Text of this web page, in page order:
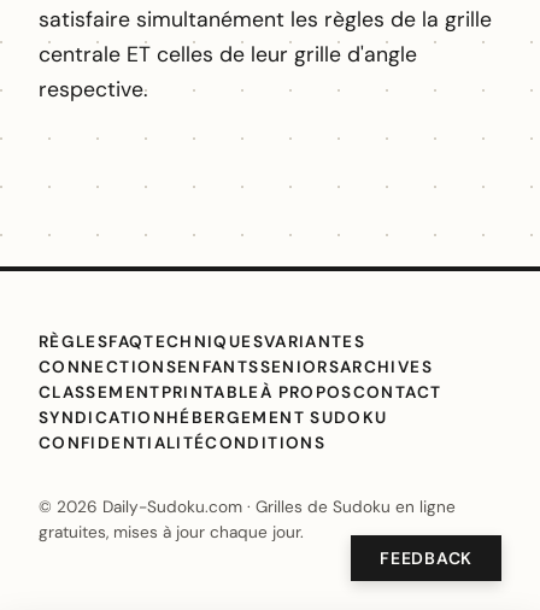
satisfaire simultanément les règles de la grille
centrale ET celles de leur grille d'angle
respective.
RÈGLESFAQTECHNIQUESVARIANTES
CONNECTIONSENFANTSSENIORSARCHIVES
CLASSEMENTPRINTABLEÀ PROPOSCONTACT
SYNDICATIONHÉBERGEMENT SUDOKU
CONFIDENTIALITÉCONDITIONS
© 2026 Daily-Sudoku.com · Grilles de Sudoku en ligne
gratuites, mises à jour chaque jour.
FEEDBACK